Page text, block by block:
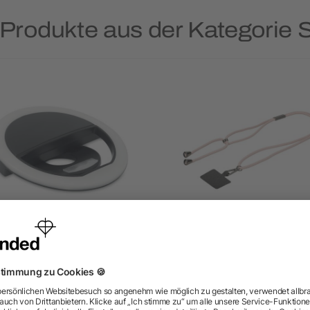
aus der Kategorie
Ringlicht mit Clip 28
LEDs
ab 1,46 € ab 1,73 €